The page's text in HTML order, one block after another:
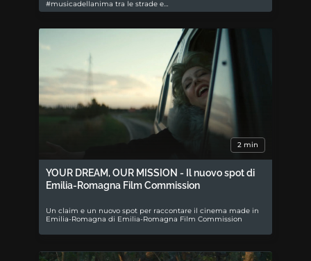
#musicadellanima tra le strade e…
2 min
YOUR DREAM, OUR MISSION - Il nuovo spot di
Emilia-Romagna Film Commission
Un claim e un nuovo spot per raccontare il cinema made in
Emilia-Romagna di Emilia-Romagna Film Commission